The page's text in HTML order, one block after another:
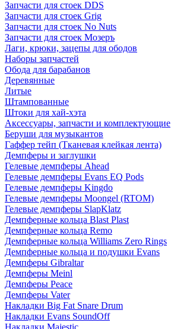
Запчасти для стоек DDS
Запчасти для стоек Grig
Запчасти для стоек No Nuts
Запчасти для стоек Мозеръ
Лаги, крюки, зацепы для ободов
Наборы запчастей
Обода для барабанов
Деревянные
Литые
Штампованные
Штоки для хай-хэта
Аксессуары, запчасти и комплектующие
Беруши для музыкантов
Гаффер тейп (Тканевая клейкая лента)
Демпферы и заглушки
Гелевые демпферы Ahead
Гелевые демпферы Evans EQ Pods
Гелевые демпферы Kingdo
Гелевые демпферы Moongel (RTOM)
Гелевые демпферы SlapKlatz
Демпферные кольца Blast Plast
Демпферные кольца Remo
Демпферные кольца Williams Zero Rings
Демпферные кольца и подушки Evans
Демпферы Gibraltar
Демпферы Meinl
Демпферы Peace
Демпферы Vater
Накладки Big Fat Snare Drum
Накладки Evans SoundOff
Накладки Majestic